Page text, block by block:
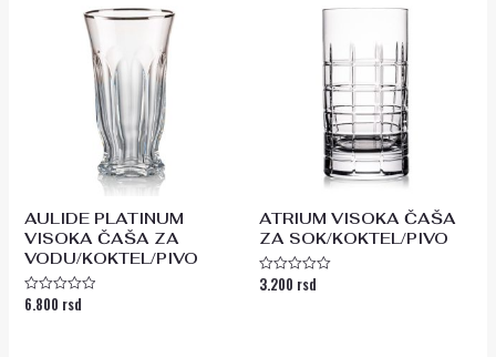
AULIDE PLATINUM
VISOKA ČAŠA ZA
VODU/KOKTEL/PIVO
Ocenjeno
6.800 rsd
ATRIUM VISOKA ČAŠA
ZA SOK/KOKTEL/PIVO
Ocenjeno
3.200 rsd